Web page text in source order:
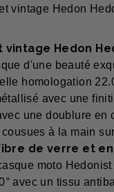
vintage Hedon
vintage Hedon
d'une beauté
homologation
avec une
une doublure en
à la main
de verre et
moto
avec un tissu